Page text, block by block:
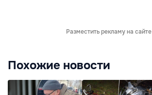
Разместить рекламу на сайте
Похожие новости